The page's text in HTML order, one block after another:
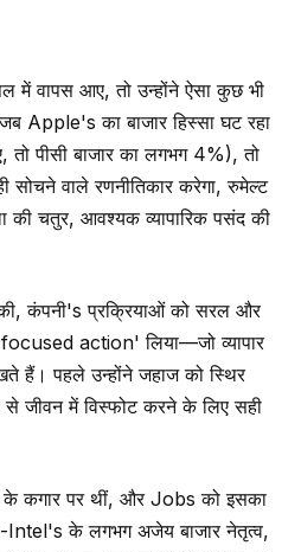
में वापस आए, तो उन्होंने ऐसा कुछ भी
Apple's का बाजार हिस्सा घट रहा
तो पीसी बाजार का लगभग 4%), तो
सोचने वाले रणनीतिकार करेगा, रुमेल्ट
की चतुर, आवश्यक व्यापारिक पसंद की
कंपनी's प्रक्रियाओं को सरल और
action' लिया—जो व्यापार
हैं। पहले उन्होंने जहाज को स्थिर
जीवन में विस्फोट करने के लिए सही
के कगार पर थीं, और Jobs को इसका
Intel's के लगभग अजेय बाजार नेतृत्व,